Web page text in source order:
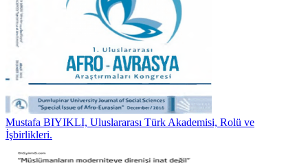
Mustafa BIYIKLI, Uluslararası Türk Akademisi, Rolü ve
İşbirlikleri.